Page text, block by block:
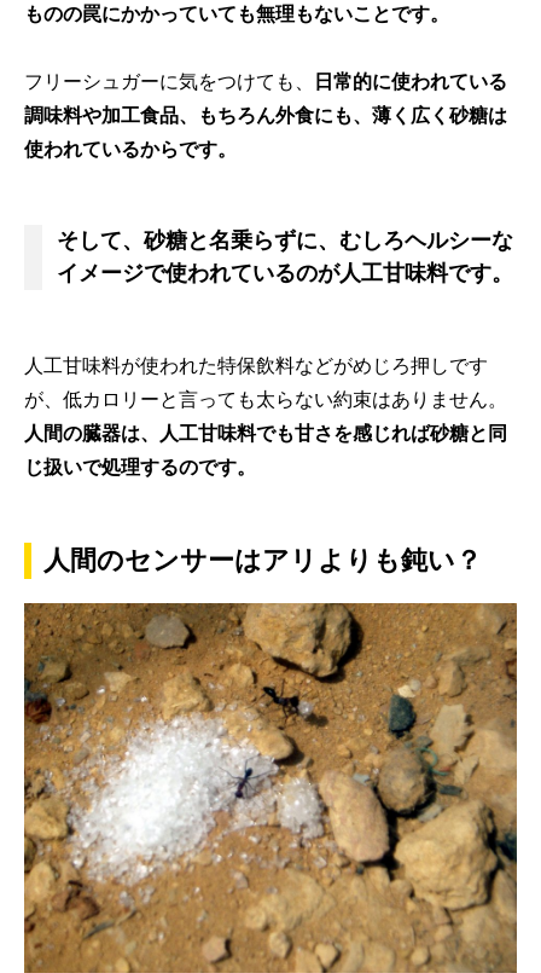
ものの罠にかかっていても無理もないことです。
フリーシュガーに気をつけても、
日常的に使われている
調味料や加工食品、もちろん外食にも、薄く広く砂糖は
使われているからです。
そして、砂糖と名乗らずに、むしろヘルシーな
イメージで使われているのが人工甘味料です。
人工甘味料が使われた特保飲料などがめじろ押しです
が、低カロリーと言っても太らない約束はありません。
人間の臓器は、人工甘味料でも甘さを感じれば砂糖と同
じ扱いで処理するのです。
人間のセンサーはアリよりも鈍い？